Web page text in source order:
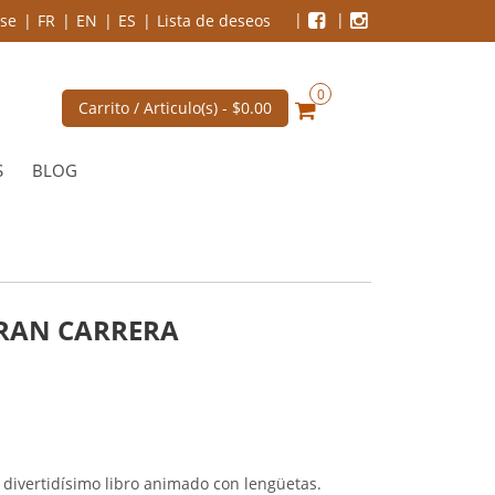
FR EN ES Lista de deseos
Carrito / Articulo(s) - $0.00
0
BLOG
CARRERA
libro animado con lengüetas.